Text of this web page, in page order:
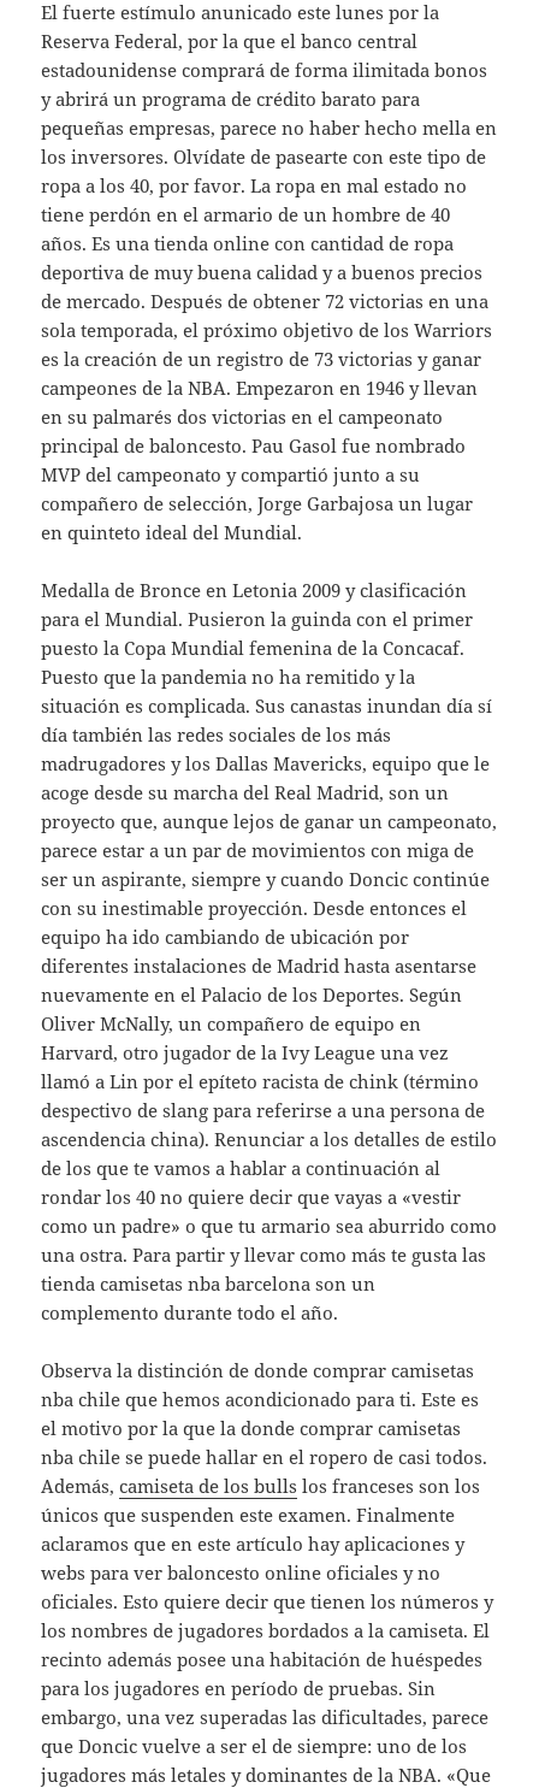
El fuerte estímulo anunicado este lunes por la
Reserva Federal, por la que el banco central
estadounidense comprará de forma ilimitada bonos
y abrirá un programa de crédito barato para
pequeñas empresas, parece no haber hecho mella en
los inversores. Olvídate de pasearte con este tipo de
ropa a los 40, por favor. La ropa en mal estado no
tiene perdón en el armario de un hombre de 40
años. Es una tienda online con cantidad de ropa
deportiva de muy buena calidad y a buenos precios
de mercado. Después de obtener 72 victorias en una
sola temporada, el próximo objetivo de los Warriors
es la creación de un registro de 73 victorias y ganar
campeones de la NBA. Empezaron en 1946 y llevan
en su palmarés dos victorias en el campeonato
principal de baloncesto. Pau Gasol fue nombrado
MVP del campeonato y compartió junto a su
compañero de selección, Jorge Garbajosa un lugar
en quinteto ideal del Mundial.
Medalla de Bronce en Letonia 2009 y clasificación
para el Mundial. Pusieron la guinda con el primer
puesto la Copa Mundial femenina de la Concacaf.
Puesto que la pandemia no ha remitido y la
situación es complicada. Sus canastas inundan día sí
día también las redes sociales de los más
madrugadores y los Dallas Mavericks, equipo que le
acoge desde su marcha del Real Madrid, son un
proyecto que, aunque lejos de ganar un campeonato,
parece estar a un par de movimientos con miga de
ser un aspirante, siempre y cuando Doncic continúe
con su inestimable proyección. Desde entonces el
equipo ha ido cambiando de ubicación por
diferentes instalaciones de Madrid hasta asentarse
nuevamente en el Palacio de los Deportes. Según
Oliver McNally, un compañero de equipo en
Harvard, otro jugador de la Ivy League una vez
llamó a Lin por el epíteto racista de chink (término
despectivo de slang para referirse a una persona de
ascendencia china). Renunciar a los detalles de estilo
de los que te vamos a hablar a continuación al
rondar los 40 no quiere decir que vayas a «vestir
como un padre» o que tu armario sea aburrido como
una ostra. Para partir y llevar como más te gusta las
tienda camisetas nba barcelona son un
complemento durante todo el año.
Observa la distinción de donde comprar camisetas
nba chile que hemos acondicionado para ti. Este es
el motivo por la que la donde comprar camisetas
nba chile se puede hallar en el ropero de casi todos.
Además,camiseta de los bulls los franceses son los
únicos que suspenden este examen. Finalmente
aclaramos que en este artículo hay aplicaciones y
webs para ver baloncesto online oficiales y no
oficiales. Esto quiere decir que tienen los números y
los nombres de jugadores bordados a la camiseta. El
recinto además posee una habitación de huéspedes
para los jugadores en período de pruebas. Sin
embargo, una vez superadas las dificultades, parece
que Doncic vuelve a ser el de siempre: uno de los
jugadores más letales y dominantes de la NBA. «Que